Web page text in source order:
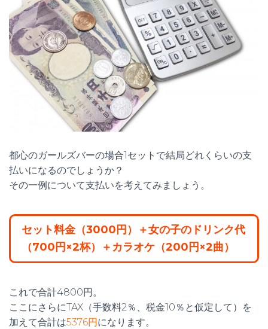
都心のガールズバーの場合1セットで結局どれくらいの支
払いになるのでしょうか？
その一例について支払いを考えてみましょう。
セット料金（3000円）＋女の子のドリンク代
（700円×2杯）＋カラオケ（200円×2曲）
これで合計4800円。
ここにさらにTAX（手数料2％、税金10％と仮定して）を
加えて合計は5376円 になります。